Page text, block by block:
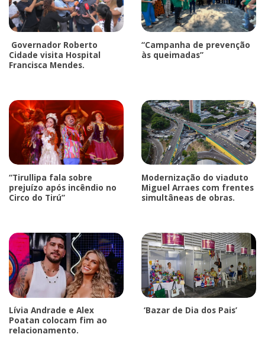
Governador Roberto
Cidade visita Hospital
Francisca Mendes.
“Campanha de prevenção
às queimadas”
“Tirullipa fala sobre
prejuízo após incêndio no
Circo do Tirú”
Modernização do viaduto
Miguel Arraes com frentes
simultâneas de obras.
Lívia Andrade e Alex
Poatan colocam fim ao
relacionamento.
‘Bazar de Dia dos Pais’